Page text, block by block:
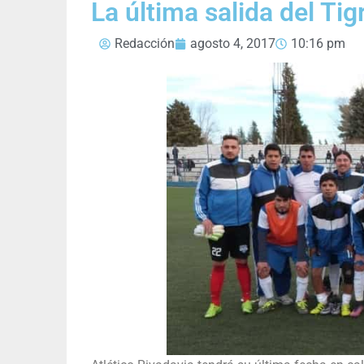
La última salida del
Redacción agosto 4, 2017 10:16 pm